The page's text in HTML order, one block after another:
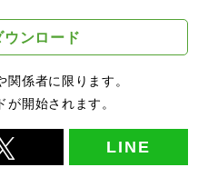
ウンロード
係者に限ります。
開始されます。
LINE